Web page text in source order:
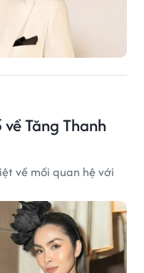
Tăng Thanh
về mối quan hệ với